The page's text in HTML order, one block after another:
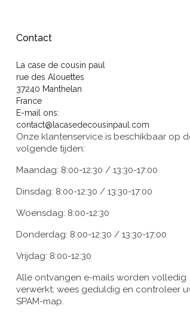
Contact
La case de cousin paul
rue des Alouettes
37240 Manthelan
France
E-mail ons:
contact@lacasedecousinpaul.com
Onze klantenservice is beschikbaar op
volgende tijden:
Maandag: 8:00-12:30 / 13:30-17:00
Dinsdag: 8:00-12:30 / 13:30-17:00
Woensdag: 8:00-12:30
Donderdag: 8:00-12:30 / 13:30-17:00
Vrijdag: 8:00-12:30
Alle ontvangen e-mails worden volledig
verwerkt; wees geduldig en controleer
SPAM-map.